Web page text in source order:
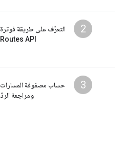
2
التعرّف على طريقة فوترة
Routes API
3
حساب مصفوفة المسارات
ومراجعة الردّ